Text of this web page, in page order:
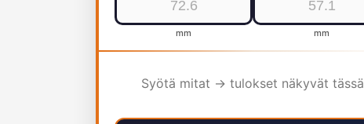
mm mm
Syötä mitat → tulokset näkyvät tässä